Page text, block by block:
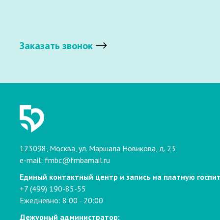
Заказать звонок
123098, Москва, ул. Маршала Новикова, д. 23
e-mail: fmbc@fmbamail.ru
Единый контактный центр и запись на платную
+7 (499) 190-85-55
Ежедневно: 8:00 - 20:00
Дежурный администратор: